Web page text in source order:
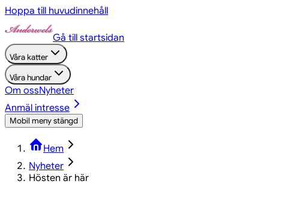
Hoppa till huvudinnehåll
Gå till startsidan
Våra katter
Våra hundar
Om ossNyheter
Anmäl intresse
Mobil meny stängd
Hem
Nyheter
Hösten är här